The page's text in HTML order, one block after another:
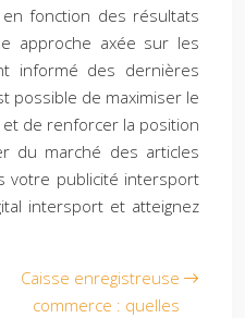
fonction des résultats
approche axée sur les
informé des dernières
possible de maximiser le
de renforcer la position
du marché des articles
votre publicité intersport
intersport et atteignez
Caisse enregistreuse
commerce : quelles